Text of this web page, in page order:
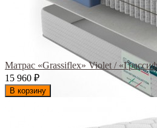
Матрас «Grassiflex» Violet /
15 960 ₽
В корзину